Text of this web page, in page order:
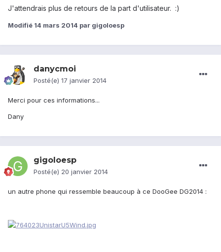
J'attendrais plus de retours de la part d'utilisateur. :)
Modifié 14 mars 2014 par gigoloesp
danycmoi
Posté(e) 17 janvier 2014
Merci pour ces informations...
Dany
gigoloesp
Posté(e) 20 janvier 2014
un autre phone qui ressemble beaucoup à ce DooGee DG2014 :